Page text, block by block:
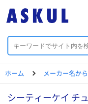
ホーム メーカー名から
シーティーケイ チ